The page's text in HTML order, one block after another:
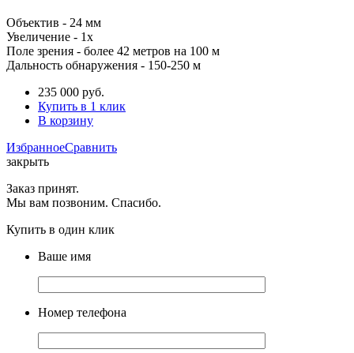
Объектив - 24 мм
Увеличение - 1х
Поле зрения - более 42 метров на 100 м
Дальность обнаружения - 150-250 м
235 000 руб.
Купить в 1 клик
В корзину
ИзбранноеСравнить
закрыть
Заказ принят.
Мы вам позвоним. Спасибо.
Купить в один клик
Ваше имя
Номер телефона